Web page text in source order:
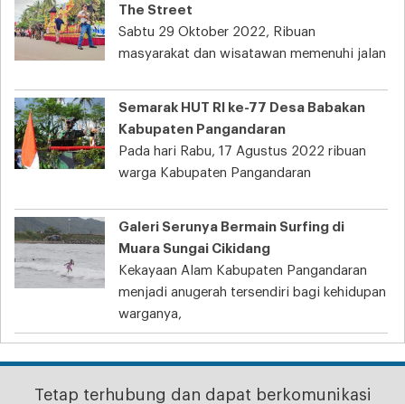
The Street
Sabtu 29 Oktober 2022, Ribuan
masyarakat dan wisatawan memenuhi jalan
Semarak HUT RI ke-77 Desa Babakan
Kabupaten Pangandaran
Pada hari Rabu, 17 Agustus 2022 ribuan
warga Kabupaten Pangandaran
Galeri Serunya Bermain Surfing di
Muara Sungai Cikidang
Kekayaan Alam Kabupaten Pangandaran
menjadi anugerah tersendiri bagi kehidupan
warganya,
Tetap terhubung dan dapat berkomunikasi